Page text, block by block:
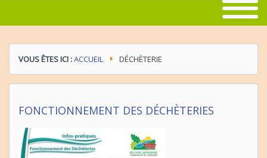
VOUS ÊTES ICI :ACCUEIL DÉCHÈTERIE
FONCTIONNEMENT DES DÉCHÈTERIES